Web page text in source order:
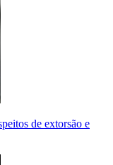
de extorsão e